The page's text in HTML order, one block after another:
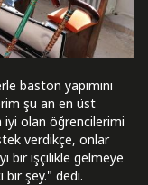
baston yapımını
şu an en üst
iyi olan öğrencilerimi
verdikçe, onlar
bir işçilikle gelmeye
bir şey." dedi.